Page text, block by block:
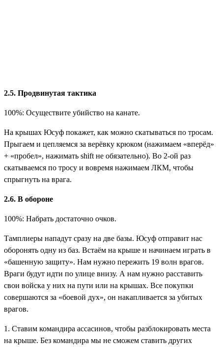
2.5. Продвинутая тактика
100%: Осуществите убийство на канате.
На крышах Юсуф покажет, как можно скатываться по тросам.
Прыгаем и цепляемся за верёвку крюком (нажимаем «вперёд»
+ «пробел», нажимать shift не обязательно). Во 2-ой раз
скатываемся по тросу и вовремя нажимаем ЛКМ, чтобы
спрыгнуть на врага.
2.6. В обороне
100%: Набрать достаточно очков.
Тамплиеры нападут сразу на две базы. Юсуф отправит нас
оборонять одну из баз. Встаём на крыше и начинаем играть в
«башенную защиту». Нам нужно пережить 19 волн врагов.
Враги будут идти по улице внизу. А нам нужно расставить
свои войска у них на пути или на крышах. Все покупки
совершаются за «боевой дух», он накапливается за убитых
врагов.
1. Ставим командира ассасинов, чтобы разблокировать места
на крыше. Без командира мы не сможем ставить других